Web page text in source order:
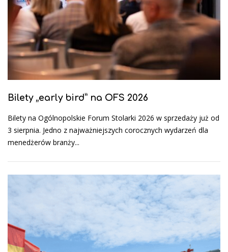
Bilety „early bird” na OFS 2026
Bilety na Ogólnopolskie Forum Stolarki 2026 w sprzedaży już od
3 sierpnia. Jedno z najważniejszych corocznych wydarzeń dla
menedżerów branży...